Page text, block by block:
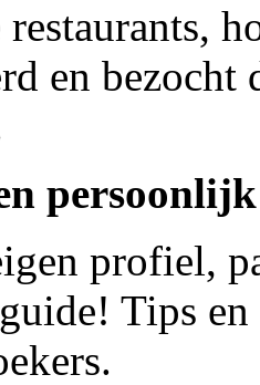
en
persoonlijk
profiel,
Tips